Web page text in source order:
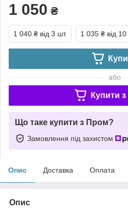
1 050 ₴
1 040 ₴ від 3 шт. 1 035 ₴ від
або
Купити з
Що таке купити з Пром?
Замовлення під захистом
Опис Доставка Оплата
Опис